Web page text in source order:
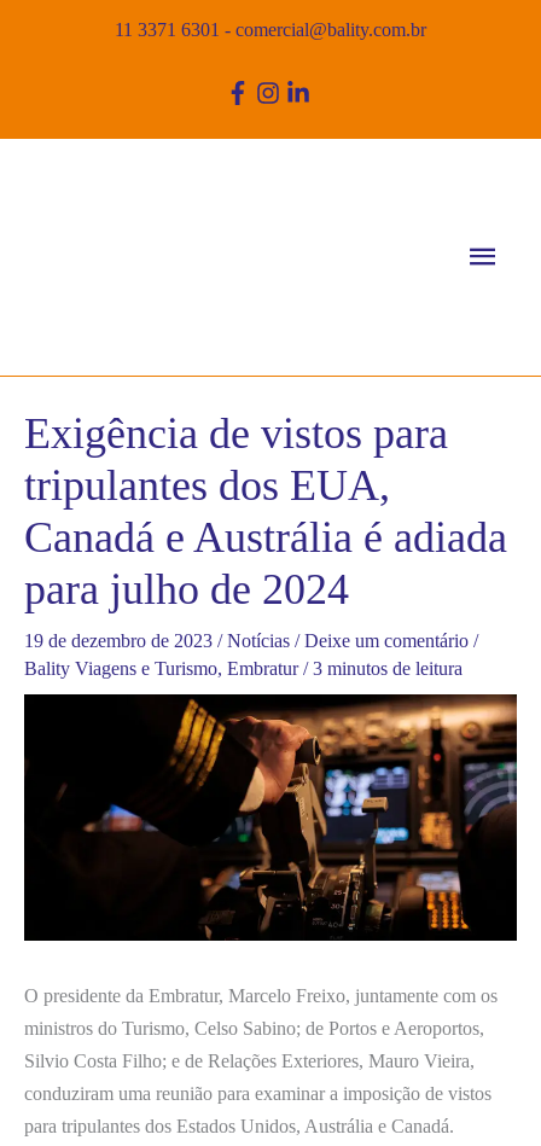
11 3371 6301 - comercial@bality.com.br
Exigência de vistos para
tripulantes dos EUA,
Canadá e Austrália é adiada
para julho de 2024
19 de dezembro de 2023 /Notícias /Deixe um comentário /
Bality Viagens e Turismo, Embratur/3 minutos de leitura
O presidente da Embratur, Marcelo Freixo, juntamente com os
ministros do Turismo, Celso Sabino; de Portos e Aeroportos,
Silvio Costa Filho; e de Relações Exteriores, Mauro Vieira,
conduziram uma reunião para examinar a imposição de vistos
para tripulantes dos Estados Unidos, Austrália e Canadá.